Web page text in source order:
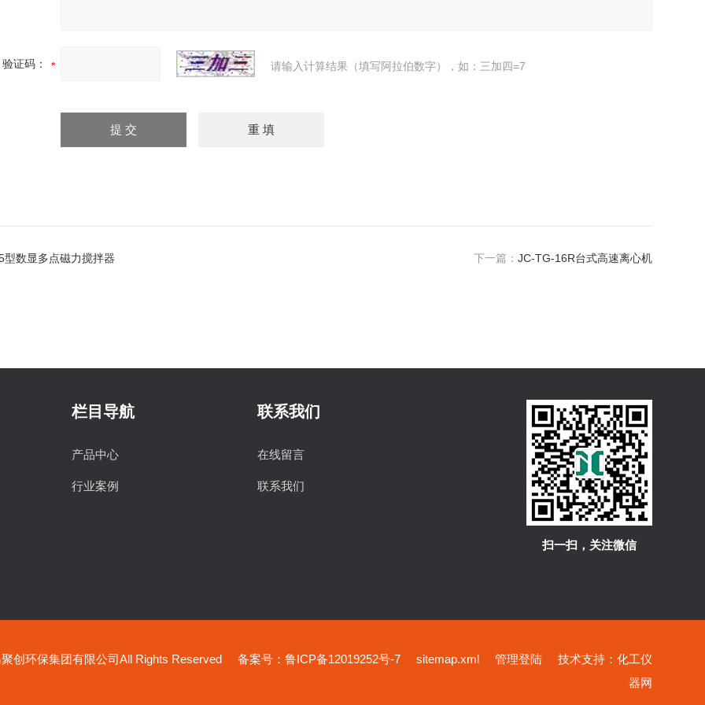
验证码： 请输入计算结果（填写阿拉伯数字），如：三加四=7
型数显多点磁力搅拌器 下一篇： JC-TG-16R台式高速离心机
栏目导航
产品中心
行业案例
联系我们
在线留言
联系我们
扫一扫，关注微信
创环保集团有限公司All Rights Reserved 备案号：鲁ICP备12019252号-7 sitemap.xml 管理登陆技术支持： 化工仪
器网